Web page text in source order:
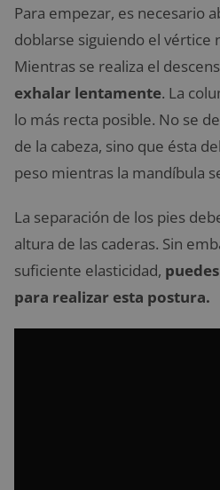
Para empezar, es necesario
doblarse siguiendo el vértice
Mientras se realiza el
exhalar lentamente. La
lo más recta posible. No se
de la cabeza, sino que ésta
peso mientras la mandíbula
La separación de los pies
altura de las caderas. Sin
suficiente elasticidad,
para realizar esta postura.